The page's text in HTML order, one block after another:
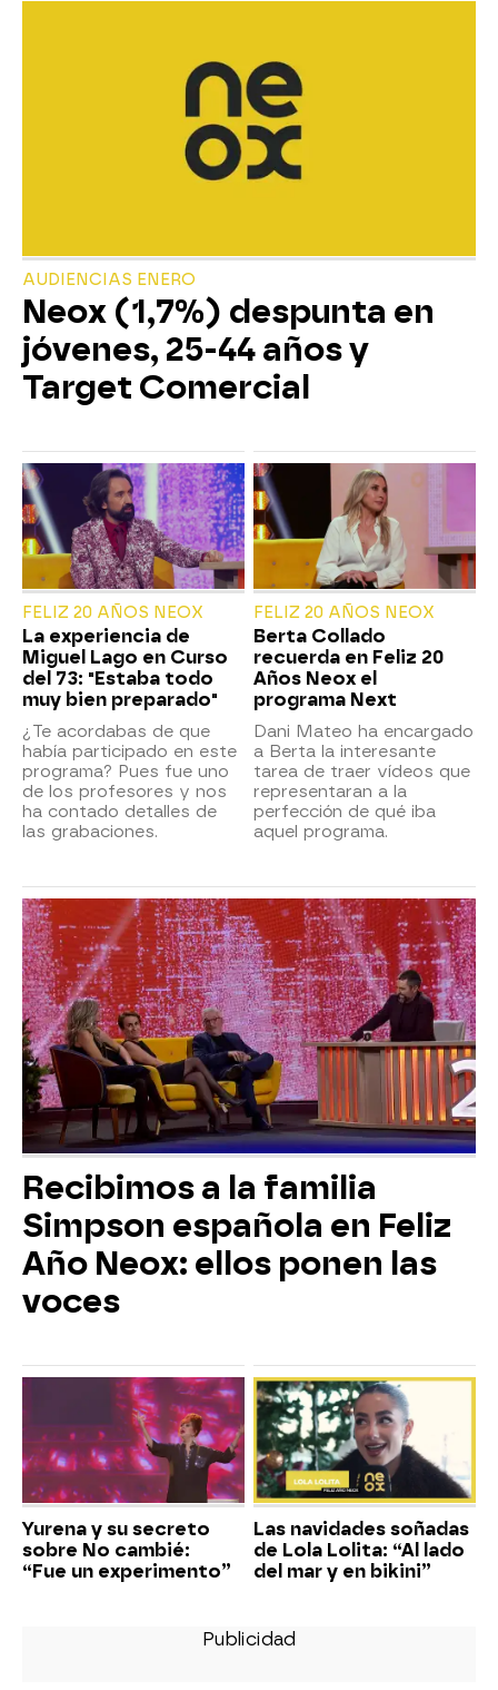
AUDIENCIAS ENERO
Neox (1,7%) despunta en
jóvenes, 25-44 años y
Target Comercial
FELIZ 20 AÑOS NEOX
La experiencia de
Miguel Lago en Curso
del 73: "Estaba todo
muy bien preparado"
¿Te acordabas de que
había participado en este
programa? Pues fue uno
de los profesores y nos
ha contado detalles de
las grabaciones.
FELIZ 20 AÑOS NEOX
Berta Collado
recuerda en Feliz 20
Años Neox el
programa Next
Dani Mateo ha encargado
a Berta la interesante
tarea de traer vídeos que
representaran a la
perfección de qué iba
aquel programa.
Recibimos a la familia
Simpson española en Feliz
Año Neox: ellos ponen las
voces
Yurena y su secreto
sobre No cambié:
“Fue un experimento”
Las navidades soñadas
de Lola Lolita: “Al lado
del mar y en bikini”